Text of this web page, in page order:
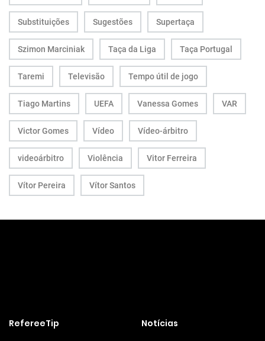
Substituições Sugestões Supertaça
Szimon Marciniak Taça da Liga Taça Portugal
Taremi Televisão Tempo útil de jogo
Tiago Martins UEFA Vanessa Gomes VAR
Victor Gomes Vídeo Vídeo-árbitro
videoárbitro Violência Vitor Ferreira
Vítor Pereira Vítor Santos
RefereeTip Notícias